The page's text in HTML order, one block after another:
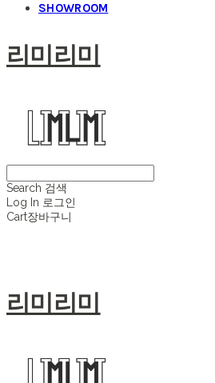
SHOWROOM
리미리미
Search 검색
Log In 로그인
Cart장바구니
리미리미